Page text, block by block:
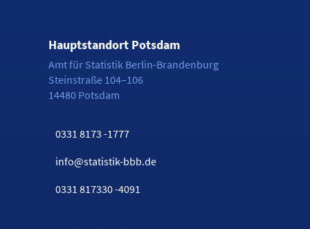
Hauptstandort Potsdam
Amt für Statistik Berlin-Brandenburg
Steinstraße 104–106
14480 Potsdam
0331 8173 -1777
info@statistik-bbb.de
0331 817330 -4091